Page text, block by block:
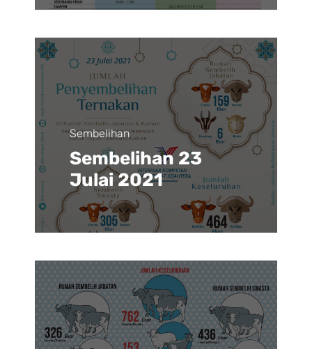
Sembelihan
Sembelihan 23
Julai 2021